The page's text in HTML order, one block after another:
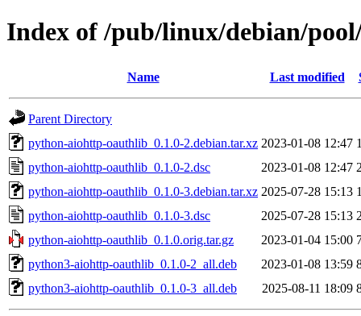
Index of /pub/linux/debian/
Name Last modified
Parent Directory
python-aiohttp-oauthlib_0.1.0-2.debian.tar.xz 2023-01-08 12:47
python-aiohttp-oauthlib_0.1.0-2.dsc
2023-01-08 12:47
python-aiohttp-oauthlib_0.1.0-3.debian.tar.xz 2025-07-28 15:13
python-aiohttp-oauthlib_0.1.0-3.dsc
2025-07-28 15:13
python-aiohttp-oauthlib_0.1.0.orig.tar.gz
2023-01-04 15:00
python3-aiohttp-oauthlib_0.1.0-2_all.deb
2023-01-08 13:59
python3-aiohttp-oauthlib_0.1.0-3_all.deb
2025-08-11 18:09